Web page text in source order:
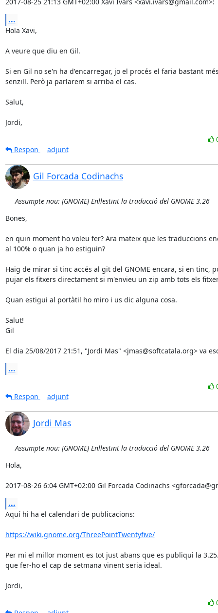
...
Hola Xavi,
A veure que diu en Gil.
Si en Gil no se'n ha d'encarregar, jo el procés el faria bastant
senzill. Però ja parlarem si arriba el cas.
Salut,
Jordi,
Respon
adjunt
Gil Forcada Codinachs
Assumpte nou: [GNOME] Enllestint la traducció del GNOME 3.26
Bones,
en quin moment ho voleu fer? Ara mateix que les traduccions
al 100% o quan ja ho estiguin?
Haig de mirar si tinc accés al git del GNOME encara, si en tinc,
pujar els fitxers directament si m'envieu un zip amb tots els
Quan estigui al portàtil ho miro i us dic alguna cosa.
Salut!
Gil
El dia 25/08/2017 21:51, "Jordi Mas" <jmas@softcatala.org> va
...
Respon
adjunt
Jordi Mas
Assumpte nou: [GNOME] Enllestint la traducció del GNOME 3.26
Hola,
2017-08-26 6:04 GMT+02:00 Gil Forcada Codinachs
...
Aquí hi ha el calendari de publicacions:
https://wiki.gnome.org/ThreePointTwentyfive/
Per mi el millor moment es tot just abans que es publiqui la
que fer-ho el cap de setmana vinent seria ideal.
Jordi,